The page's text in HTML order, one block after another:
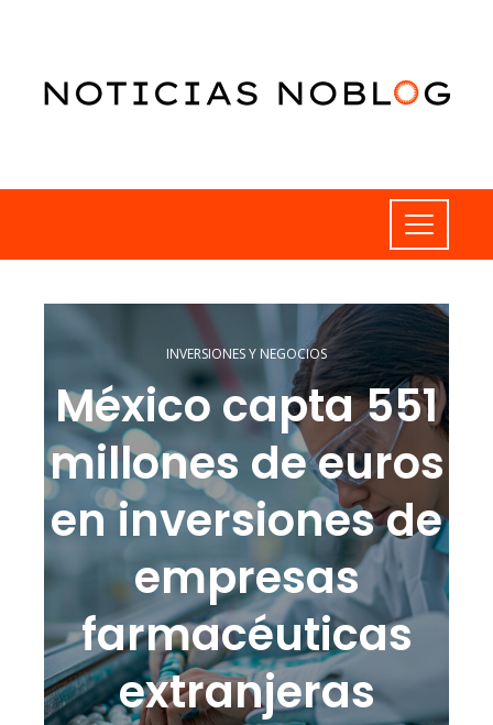
INVERSIONES Y NEGOCIOS
México capta 551
millones de euros
en inversiones de
empresas
farmacéuticas
extranjeras